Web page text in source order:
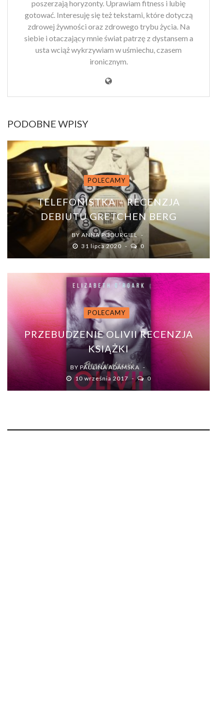
poszerzają horyzonty. Uprawiam fitness i lubię
gotować. Interesuję się też tekstami, które dotyczą
zdrowej żywności oraz zdrowego trybu życia. Na
siebie i otaczający mnie świat patrzę z dystansem a
usta wciąż wykrzywiam w uśmiechu, czasem
ironicznym.
PODOBNE WPISY
POLECAMY
TELEFONISTKA – RECENZJA
DEBIUTU GRETCHEN BERG
BY ANNA PODURGIEL
31 lipca 2020
0
POLECAMY
PRZEBUDZENIE OLIVII RECENZJA
KSIĄŻKI
BY PAULINA ADAMSKA
10 września 2017
0